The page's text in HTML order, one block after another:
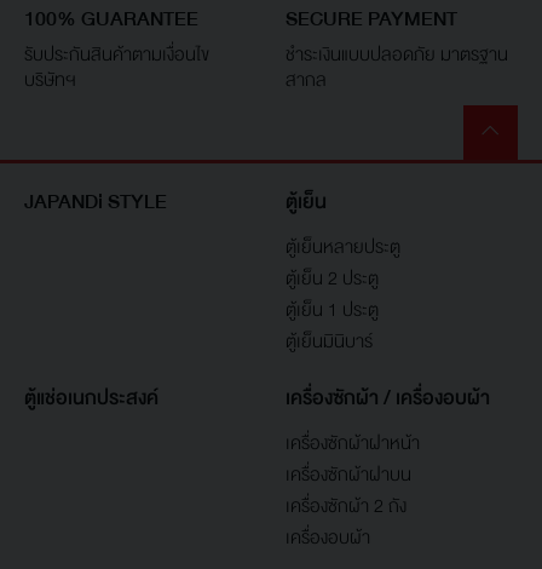
100% GUARANTEE
รับประกันสินค้าตามเงื่อนไข
บริษัทฯ
SECURE PAYMENT
ชำระเงินแบบปลอดภัย มาตรฐาน
สากล
JAPANDi STYLE ตู้เย็น
ตู้เย็นหลายประตู
ตู้เย็น 2 ประตู
ตู้เย็น 1 ประตู
ตู้เย็นมินิบาร์
ตู้แช่อเนกประสงค์ เครื่องซักผ้า / เครื่องอบผ้า
เครื่องซักผ้าฝาหน้า
เครื่องซักผ้าฝาบน
เครื่องซักผ้า 2 ถัง
เครื่องอบผ้า